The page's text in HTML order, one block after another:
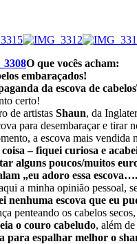
O que vocês acham:
embaraçados!
da escova de
certo!
de artistas Shaun, da
para desembaraçar e tirar
a escova mais vendida
– fiquei curiosa e
alguns poucos/muitos
„eu adoro essa
a minha opinião pessoal,
nenhuma escova que eu
penteando os cabelos
o couro cabeludo, além
para espalhar melhor o